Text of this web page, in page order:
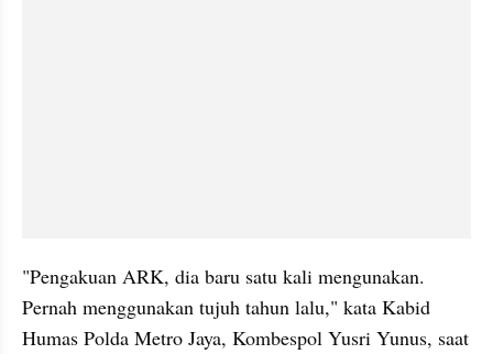
"Pengakuan ARK, dia baru satu kali mengunakan.
Pernah menggunakan tujuh tahun lalu," kata Kabid
Humas Polda Metro Jaya, Kombespol Yusri Yunus, saat